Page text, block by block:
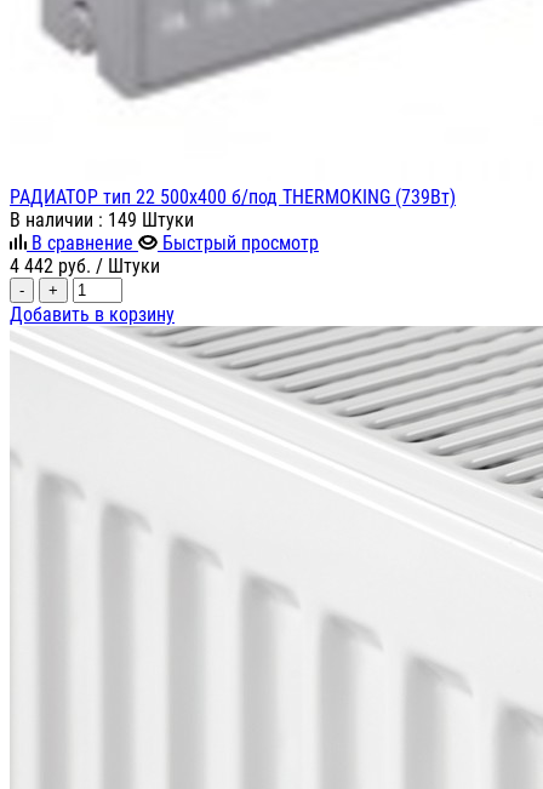
РАДИАТОР тип 22 500х400 б/под THERMOKING (739Вт)
В наличии : 149 Штуки
В сравнение
Быстрый просмотр
4 442 руб. / Штуки
- +
Добавить в корзину